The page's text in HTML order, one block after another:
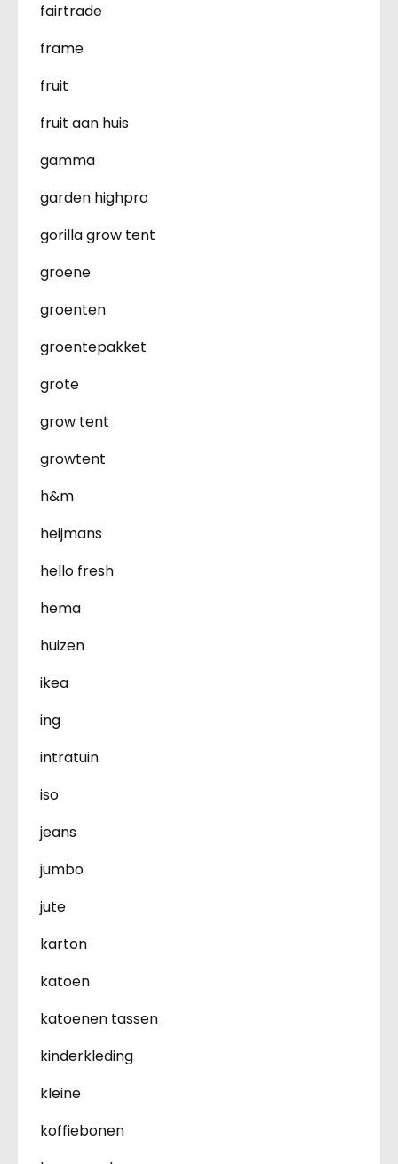
fairtrade
frame
fruit
fruit aan huis
gamma
garden highpro
gorilla grow tent
groene
groenten
groentepakket
grote
grow tent
growtent
h&m
heijmans
hello fresh
hema
huizen
ikea
ing
intratuin
iso
jeans
jumbo
jute
karton
katoen
katoenen tassen
kinderkleding
kleine
koffiebonen